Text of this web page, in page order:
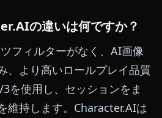
の違いは何ですか？
フィルターがなく、AI画像
、より高いロールプレイ品質
を使用し、セッションをま
維持します。Character.AIは